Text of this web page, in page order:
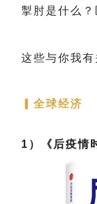
掣肘是什么
这些与你我有
全球经济
1）《后疫情